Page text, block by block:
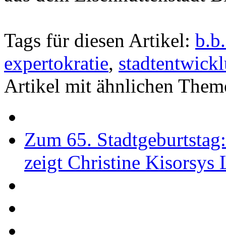
Tags für diesen Artikel:
expertokratie,
Artikel mit ähnlichen
Zum 65.
zeigt Christine Kisorsys